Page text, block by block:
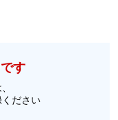
す
ださい